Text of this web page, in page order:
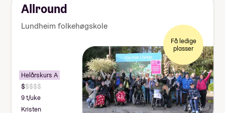
Allround
Lundheim folkehøgskole
Få ledige
plasser
Helårskurs A
9 t/uke
Kristen